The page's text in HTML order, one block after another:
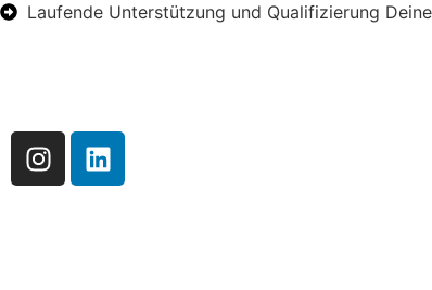
Laufende Unterstützung und Qualifizierung